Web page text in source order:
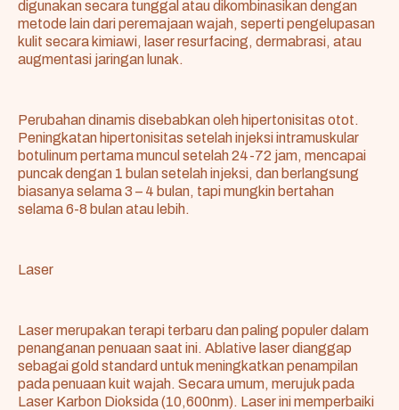
digunakan secara tunggal atau dikombinasikan dengan
metode lain dari peremajaan wajah, seperti pengelupasan
kulit secara kimiawi, laser resurfacing, dermabrasi, atau
augmentasi jaringan lunak.
Perubahan dinamis disebabkan oleh hipertonisitas otot.
Peningkatan hipertonisitas setelah injeksi intramuskular
botulinum pertama muncul setelah 24-72 jam, mencapai
puncak dengan 1 bulan setelah injeksi, dan berlangsung
biasanya selama 3 – 4 bulan, tapi mungkin bertahan
selama 6-8 bulan atau lebih.
Laser
Laser merupakan terapi terbaru dan paling populer dalam
penanganan penuaan saat ini. Ablative laser dianggap
sebagai gold standard untuk meningkatkan penampilan
pada penuaan kuit wajah. Secara umum, merujuk pada
Laser Karbon Dioksida (10,600nm). Laser ini memperbaiki